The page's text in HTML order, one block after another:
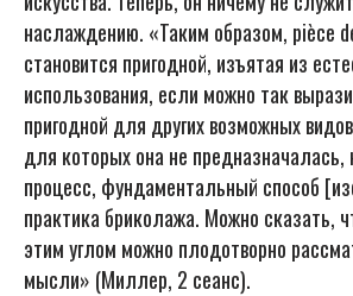
наслаждению. «Таким образом, pièce
становится пригодной, изъятая из
использования, если можно так
пригодной для других возможных
для которых она не предназначалась,
процесс, фундаментальный способ
практика бриколажа. Можно сказать,
этим углом можно плодотворно
мысли» (Миллер, 2 сеанс).